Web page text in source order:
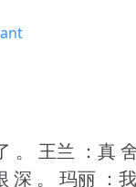
。 王兰 ：真
。
玛丽 ：